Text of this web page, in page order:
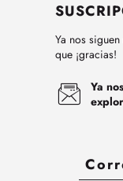
Ya nos
que ¡gracias!
Ya